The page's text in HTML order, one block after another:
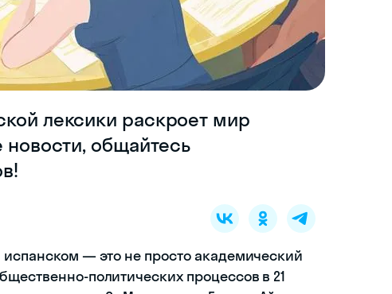
лексики раскроет мир
новости, общайтесь
— это не просто академический
политических процессов в 21